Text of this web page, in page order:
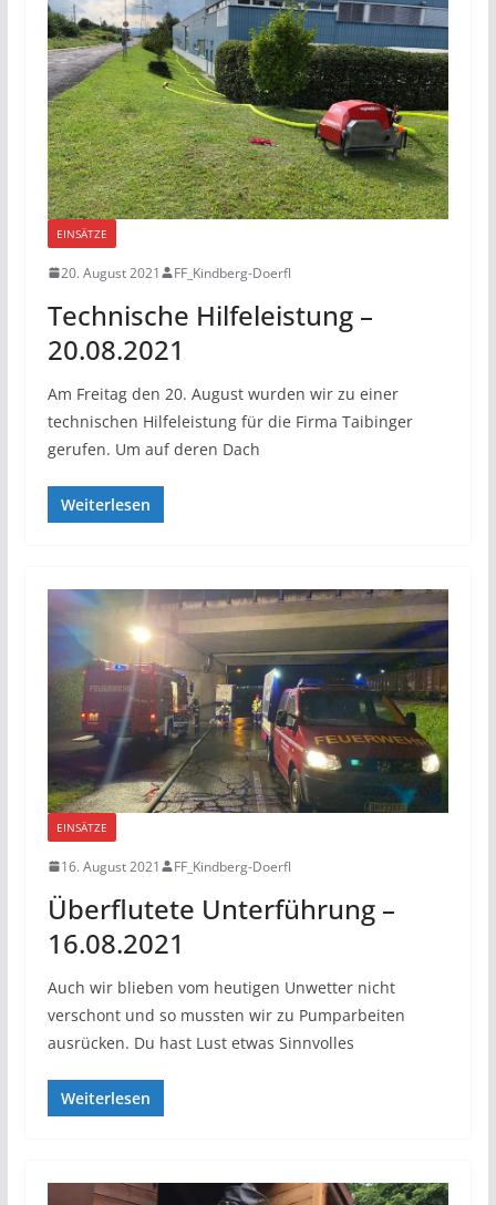
EINSÄTZE
20. August 2021 FF_Kindberg-Doerfl
Technische Hilfeleistung –
20.08.2021
Am Freitag den 20. August wurden wir zu einer
technischen Hilfeleistung für die Firma Taibinger
gerufen. Um auf deren Dach
Weiterlesen
EINSÄTZE
16. August 2021 FF_Kindberg-Doerfl
Überflutete Unterführung –
16.08.2021
Auch wir blieben vom heutigen Unwetter nicht
verschont und so mussten wir zu Pumparbeiten
ausrücken. Du hast Lust etwas Sinnvolles
Weiterlesen